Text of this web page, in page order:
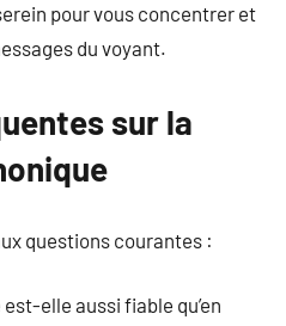
pour vous concentrer et
du voyant.
sur la
questions courantes :
elle aussi fiable qu’en